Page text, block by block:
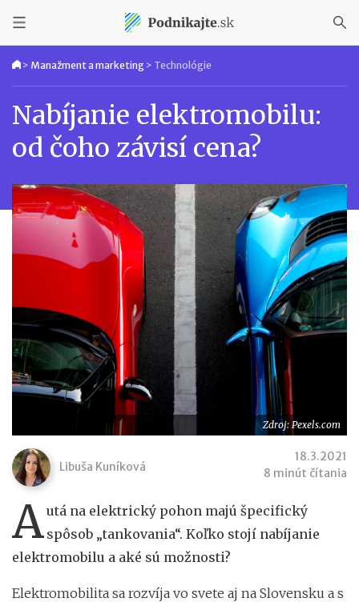
> Manažment a marketing > Technológie
Nabíjanie elektromobilu:
od čoho závisí cena?
Zdroj: Pexels.com
Libuša Kuníková
18.3.2021
8 minút čítania
Autá na elektrický pohon majú špecifický
spôsob „tankovania“. Koľko stojí nabíjanie
elektromobilu a aké sú možnosti?
Elektromobilita sa rozvíja vo svete aj na Slovensku a s